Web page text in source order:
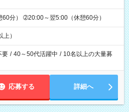
分） ➁20:00～翌5:00（休憩60分）
）
要 / 40～50代活躍中 / 10名以上の大量募
応募する 詳細へ